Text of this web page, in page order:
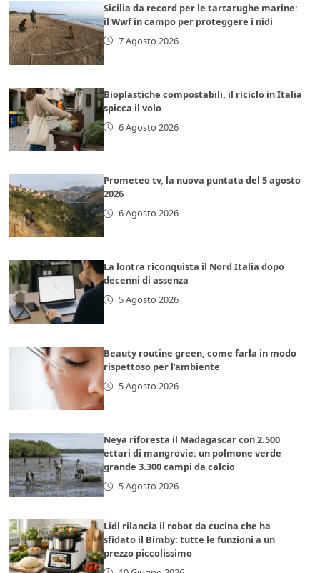
Sicilia da record per le tartarughe marine:
il Wwf in campo per proteggere i nidi
7 Agosto 2026
Bioplastiche compostabili, il riciclo in Italia
spicca il volo
6 Agosto 2026
Prometeo tv, la nuova puntata del 5 agosto
2026
6 Agosto 2026
La lontra riconquista il Nord Italia dopo
decenni di assenza
5 Agosto 2026
Beauty routine green, come farla in modo
rispettoso per l’ambiente
5 Agosto 2026
Neya riforesta il Madagascar con 2.500
ettari di mangrovie: un polmone verde
grande 3.300 campi da calcio
5 Agosto 2026
Lidl rilancia il robot da cucina che ha
sfidato il Bimby: tutte le funzioni a un
prezzo piccolissimo